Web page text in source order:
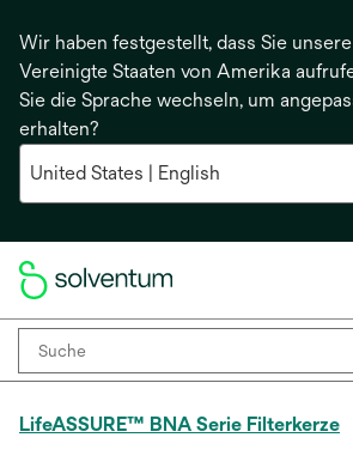
Wir haben festgestellt, dass Sie
Vereinigte Staaten von Amerika
Sie die Sprache wechseln, um
erhalten?
LifeASSURE™ BNA Serie Filterkerze